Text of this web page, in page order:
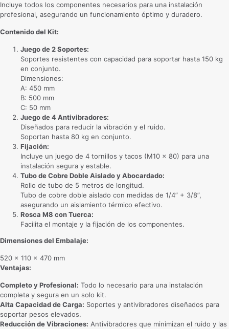
Incluye todos los componentes necesarios para una instalación
profesional, asegurando un funcionamiento óptimo y duradero.
Contenido del Kit:
Juego de 2 Soportes:
Soportes resistentes con capacidad para soportar hasta 150 kg
en conjunto.
Dimensiones:
A: 450 mm
B: 500 mm
C: 50 mm
Juego de 4 Antivibradores:
Diseñados para reducir la vibración y el ruido.
Soportan hasta 80 kg en conjunto.
Fijación:
Incluye un juego de 4 tornillos y tacos (M10 x 80) para una
instalación segura y estable.
Tubo de Cobre Doble Aislado y Abocardado:
Rollo de tubo de 5 metros de longitud.
Tubo de cobre doble aislado con medidas de 1/4” + 3/8”,
asegurando un aislamiento térmico efectivo.
Rosca M8 con Tuerca:
Facilita el montaje y la fijación de los componentes.
Dimensiones del Embalaje:
520 x 110 x 470 mm
Ventajas:
Completo y Profesional: Todo lo necesario para una instalación
completa y segura en un solo kit.
Alta Capacidad de Carga: Soportes y antivibradores diseñados para
soportar pesos elevados.
Reducción de Vibraciones: Antivibradores que minimizan el ruido y las